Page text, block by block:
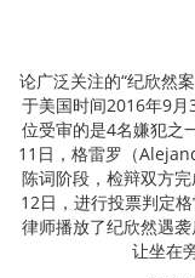
论广泛关注的“纪欣然
于美国时间2016年9
位受审的是4名嫌犯
11日，格雷罗（
陈词阶段，检辩双方
12日，进行投票判定
律师播放了纪欣然遇
让坐在